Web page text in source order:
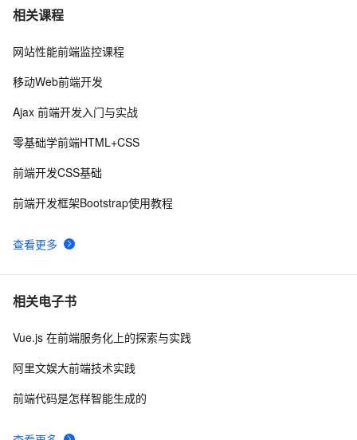
7 而桌面app向来是web前端开发开发人员下意识的避开方
8 前端常见的HTTP状态码
10探索现代前端工程化工具与流程：提升开发效率和项目质
相关课程
查看更多
网站性能前端监控课程
移动Web前端开发
Ajax 前端开发入门与实战
零基础学前端HTML+CSS
前端开发CSS基础
前端开发框架Bootstrap使用教程
相关电子书
Vue.js 在前端服务化上的探索与实践
阿里文娱大前端技术实践
前端代码是怎样智能生成的